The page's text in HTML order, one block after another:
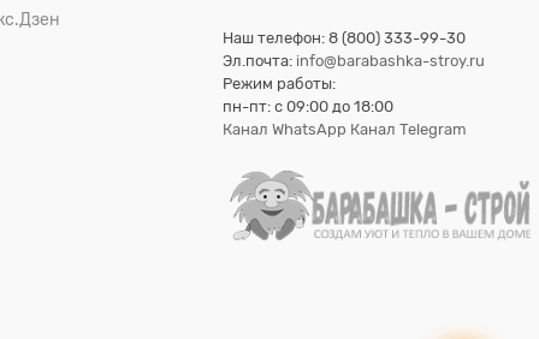
Наш телефон: 8 (800) 333-99-30
Эл.почта: info@barabashka-stroy.ru
Режим работы:
пн-пт: c 09:00 до 18:00
Канал WhatsApp Канал Telegram